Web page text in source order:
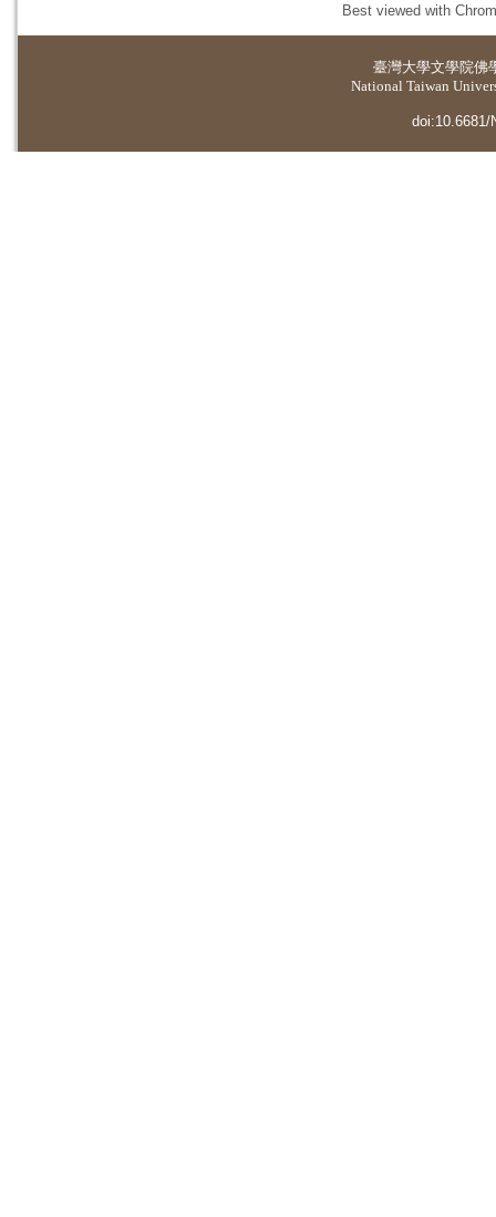
Best viewed with
臺灣大學文學院佛
National Taiwan
doi:10.6681/